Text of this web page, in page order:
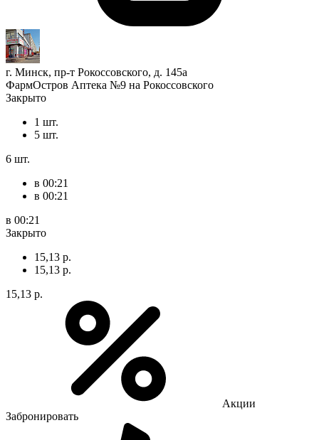
г. Минск, пр-т Рокоссовского, д. 145а
ФармОстров Аптека №9 на Рокоссовского
Закрыто
1 шт.
5 шт.
6 шт.
в 00:21
в 00:21
в 00:21
Закрыто
15,13 р.
15,13 р.
15,13 р.
Акции
Забронировать